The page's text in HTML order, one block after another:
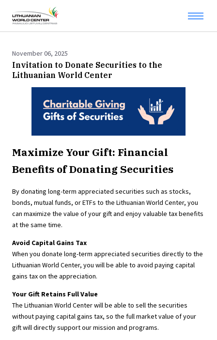
November 06, 2025
Invitation to Donate Securities to the
Lithuanian World Center
Maximize Your Gift: Financial
Benefits of Donating Securities
By donating long-term appreciated securities such as stocks,
bonds, mutual funds, or ETFs to the Lithuanian World Center, you
can maximize the value of your gift and enjoy valuable tax benefits
at the same time.
Avoid Capital Gains Tax
When you donate long-term appreciated securities directly to the
Lithuanian World Center, you will be able to avoid paying capital
gains tax on the appreciation.
Your Gift Retains Full Value
The Lithuanian World Center will be able to sell the securities
without paying capital gains tax, so the full market value of your
gift will directly support our mission and programs.